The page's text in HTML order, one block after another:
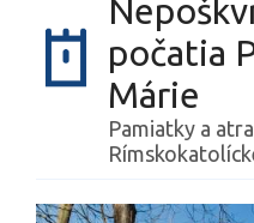
počatia
Márie
Pamiatky a